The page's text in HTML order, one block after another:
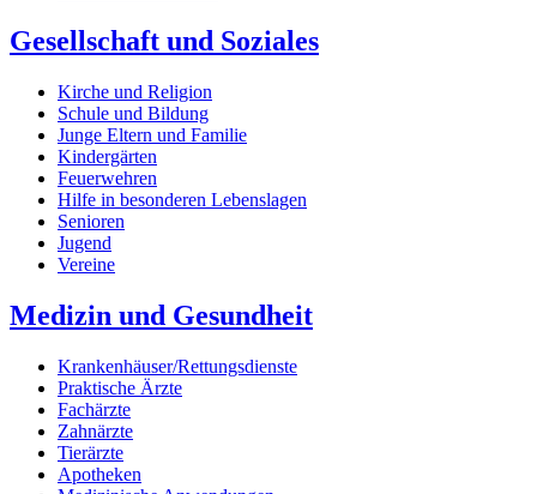
Gesellschaft und Soziales
Kirche und Religion
Schule und Bildung
Junge Eltern und Familie
Kindergärten
Feuerwehren
Hilfe in besonderen Lebenslagen
Senioren
Jugend
Vereine
Medizin und Gesundheit
Krankenhäuser/Rettungsdienste
Praktische Ärzte
Fachärzte
Zahnärzte
Tierärzte
Apotheken